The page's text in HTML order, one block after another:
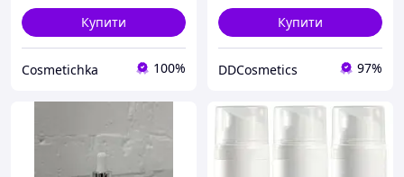
Купити
Cosmetichka 100%
Купити
DDCosmetics 97%